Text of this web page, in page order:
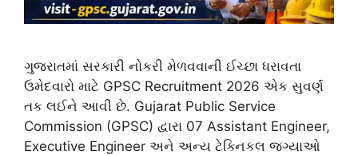
ગુજરાતમાં સરકારી નોકરી મેળવવાની ઈચ્છા ધરાવતા
ઉમેદવારો માટે GPSC Recruitment 2026 એક સુવર્ણ
તક લઈને આવી છે. Gujarat Public Service
Commission (GPSC) દ્વારા 07 Assistant Engineer,
Executive Engineer અને અન્ય ટેક્નિકલ જગ્યાઓ